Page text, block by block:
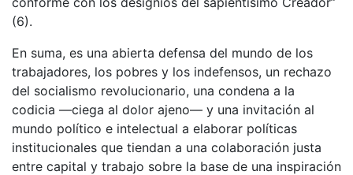
(6).
En suma, es una abierta defensa del mundo de los
trabajadores, los pobres y los indefensos, un rechazo
del socialismo revolucionario, una condena a la
codicia —ciega al dolor ajeno— y una invitación al
mundo político e intelectual a elaborar políticas
institucionales que tiendan a una colaboración justa
entre capital y trabajo sobre la base de una inspiración